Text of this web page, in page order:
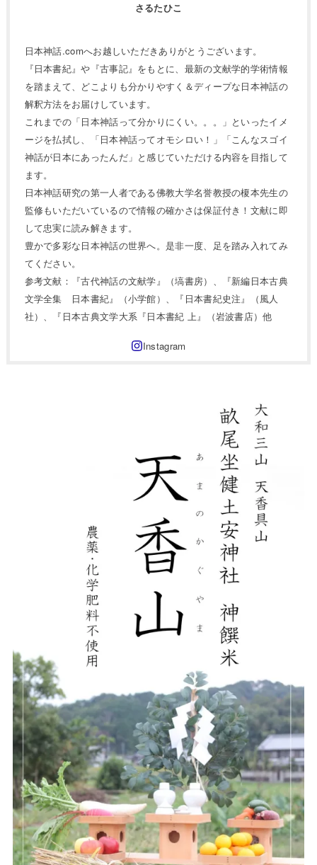
さるたひこ
日本神話.comへお越しいただきありがとうございます。
『日本書紀』や『古事記』をもとに、最新の文献学的学術情報
を踏まえて、どこよりも分かりやすく＆ディープな日本神話の
解釈方法をお届けしています。
これまでの「日本神話って分かりにくい。。。」といったイメ
ージを払拭し、「日本神話ってオモシロい！」「こんなスゴイ
神話が日本にあったんだ」と感じていただける内容を目指して
ます。
日本神話研究の第一人者である佛教大学名誉教授の榎本先生の
監修もいただいているので情報の確かさは保証付き！文献に即
して忠実に読み解きます。
豊かで多彩な日本神話の世界へ。是非一度、足を踏み入れてみ
てください。
参考文献：『古代神話の文献学』（塙書房）、『新編日本古典
文学全集 日本書紀』（小学館）、『日本書紀史注』（風人
社）、『日本古典文学大系『日本書紀 上』（岩波書店）他